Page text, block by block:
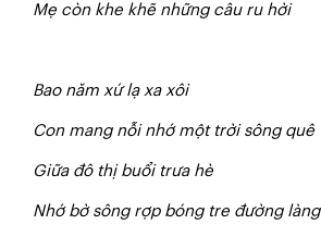
Mẹ còn khe khẽ những câu ru hời
Bao năm xứ lạ xa xôi
Con mang nỗi nhớ một trời sông quê
Giữa đô thị buổi trưa hè
Nhớ bờ sông rợp bóng tre đường làng